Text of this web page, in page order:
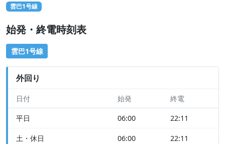
雲巴1号線
始発・終電時刻表
雲巴1号線
外回り
日付 始発 終電
平日 06:00 22:11
土・休日 06:00 22:11